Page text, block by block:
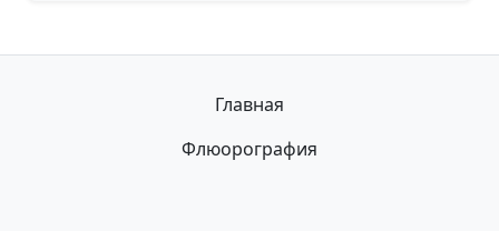
Главная
Флюорография